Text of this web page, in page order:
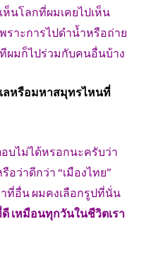
ห็นโลกที่ผมเคยไปเห็น
ราะการไปดำน้ำหรือถ่าย
ผมก็ไปร่วมกับคนอื่นบ้าง
ลหรือมหาสมุทรไหนที่
บไม่ได้หรอกนะครับว่า
อว่าดีกว่า “เมืองไทย”
ที่อื่น ผมคงเลือกรูปที่นั่น
เหมือนทุกวันในชีวิตเรา